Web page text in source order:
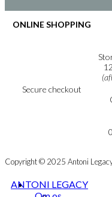
på
ONLINE SHOPPING
Secure checkout
Copyright © 2025 Antoni
ANTONI LEGACY